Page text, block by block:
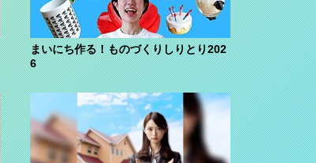
まいにち作る！ものづくりしりとり202
6